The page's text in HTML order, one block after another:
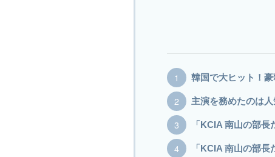
韓国で大ヒット！
主演を務めたのは
「KCIA 南山の部長
「KCIA 南山の部長